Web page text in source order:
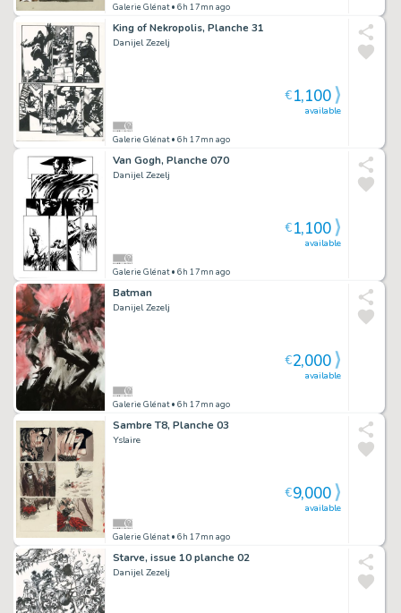
Galerie Glénat• 6h 17mn ago
King of Nekropolis, Planche 31
Danijel Zezelj
Galerie Glénat• 6h 17mn ago
available
€1,100
Van Gogh, Planche 070
Danijel Zezelj
Galerie Glénat• 6h 17mn ago
available
€1,100
Batman
Danijel Zezelj
Galerie Glénat• 6h 17mn ago
available
€2,000
Sambre T8, Planche 03
Yslaire
Galerie Glénat• 6h 17mn ago
available
€9,000
Starve, issue 10 planche 02
Danijel Zezelj